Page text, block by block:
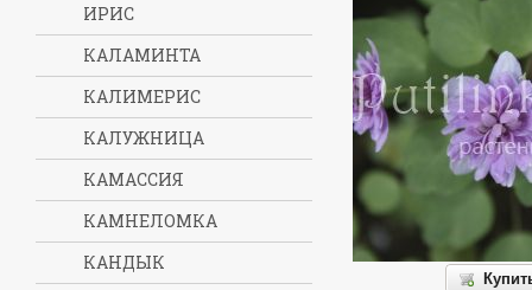
ИРИС
КАЛАМИНТА
КАЛИМЕРИС
КАЛУЖНИЦА
КАМАССИЯ
КАМНЕЛОМКА
КАНДЫК